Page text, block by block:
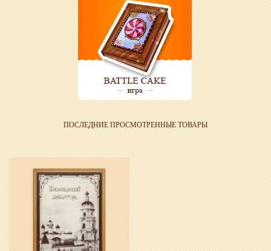
ПОСЛЕДНИЕ ПРОСМОТРЕННЫЕ ТОВАРЫ